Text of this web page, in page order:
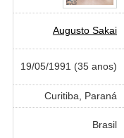
Augusto Sakai
19/05/1991 (35 anos)
Curitiba, Paraná
Brasil